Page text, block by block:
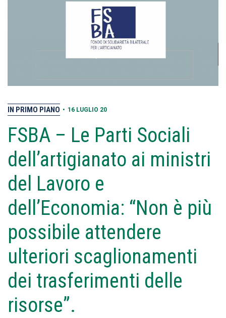
IN PRIMO PIANO • 16 LUGLIO 20
FSBA – Le Parti Sociali
dell’artigianato ai ministri
del Lavoro e
dell’Economia: “Non è più
possibile attendere
ulteriori scaglionamenti
dei trasferimenti delle
risorse”.